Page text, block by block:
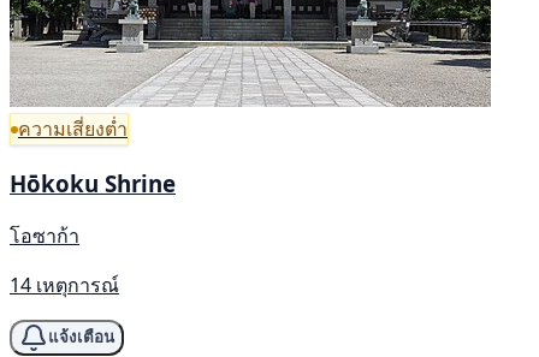
ความเสี่ยงต่ำ
Hōkoku Shrine
โอซาก้า
14 เหตุการณ์
แจ้งเตือน